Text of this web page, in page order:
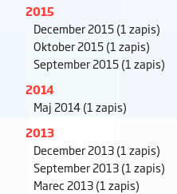
2015
December 2015(1 zapis)
Oktober 2015(1 zapis)
September 2015(1 zapis)
2014
Maj 2014(1 zapis)
2013
December 2013(1 zapis)
September 2013(1 zapis)
Marec 2013(1 zapis)